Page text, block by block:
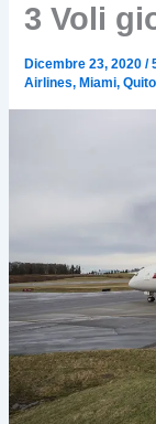
3 Voli
Dicembre 23, 2020/
Airlines, Miami,Quito